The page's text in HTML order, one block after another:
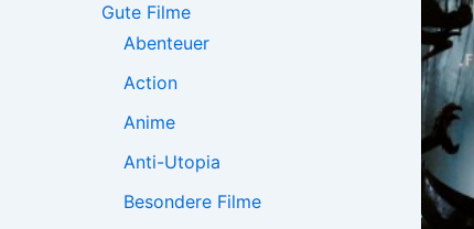
a
Gute Filme
Abenteuer
Action
Anime
Anti-Utopia
Besondere Filme